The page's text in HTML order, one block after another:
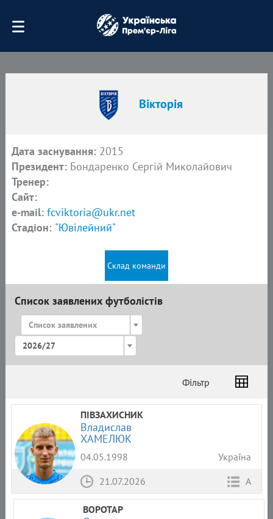
Вікторія
Дата заснування: 2015
Президент: Бондаренко Сергій Миколайович
Тренер:
Сайт:
e-mail: fcviktoria@ukr.net
Стадіон: "Ювілейний"
Склад команди
Список заявлених футболістів
Список заявлених
2026/27
Фільтр
Список
Амплуа
Громадянство
ПІВЗАХИСНИК
Владислав
ХАМЕЛЮК
04.05.1998
Україна
21.07.2026
А
ВОРОТАР